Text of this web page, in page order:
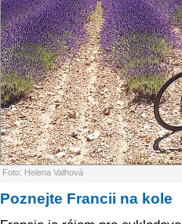
Foto: Helena Valhová
Poznejte Francii na kole